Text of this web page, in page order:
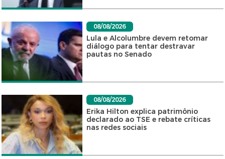
08/08/2026
Lula e Alcolumbre devem retomar
diálogo para tentar destravar
pautas no Senado
08/08/2026
Erika Hilton explica patrimônio
declarado ao TSE e rebate críticas
nas redes sociais